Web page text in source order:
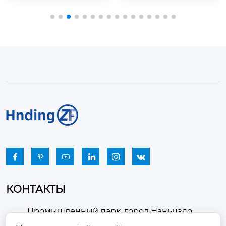
опительных систем.
мы отопления.
ой и эффективной в
     
КОНТАКТЫ

Промышленный парк, город Наньцзяо,
район Чжоуцунь, город Цзыбо, провинция